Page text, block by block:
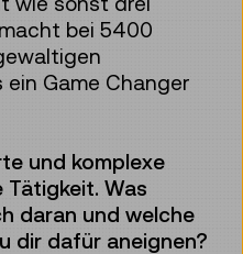
bei 5400
Game Changer
und komplexe
Was
daran und welche
dir dafür aneignen?